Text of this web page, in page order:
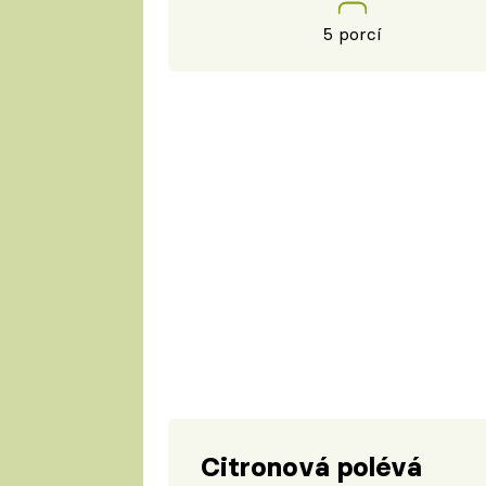
5 porcí
Citronová polévá